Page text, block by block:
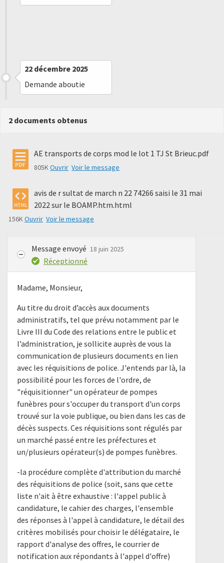
22 décembre 2025
Demande aboutie
2 documents obtenus
AE transports de corps mod le lot 1 TJ St Brieuc.pdf
805KOuvrir Voir le message
avis de r sultat de march n 22 74266 saisi le 31 mai
2022 sur le BOAMP.htm.html
156KOuvrir Voir le message
Message envoyé 18 juin 2025
Réceptionné
Madame, Monsieur,
Au titre du droit d’accès aux documents
administratifs, tel que prévu notamment par le
Livre III du Code des relations entre le public et
l’administration, je sollicite auprès de vous la
communication de plusieurs documents en lien
avec les réquisitions de police. J'entends par là, la
possibilité pour les forces de l'ordre, de
"réquisitionner" un opérateur de pompes
funèbres pour s'occuper du transport d'un corps
trouvé sur la voie publique, ou bien dans les cas de
décès suspects. Ces réquisitions sont régulés par
un marché passé entre les préfectures et
un/plusieurs opérateur(s) de pompes funèbres.
-la procédure complète d'attribution du marché
des réquisitions de police (soit, sans que cette
liste n'ait à être exhaustive : l'appel public à
candidature, le cahier des charges, l'ensemble
des réponses à l'appel à candidature, le détail des
critères mobilisés pour choisir le délégataire, le
rapport d'analyse des offres, le courrier de
notification aux répondants à l'appel d'offre)